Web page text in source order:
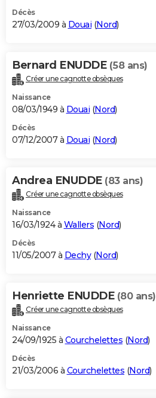
Décès
27/03/2009 à Douai (Nord)
Bernard ENUDDE (58 ans)
Créer une cagnotte obsèques
Naissance
08/03/1949 à Douai (Nord)
Décès
07/12/2007 à Douai (Nord)
Andrea ENUDDE (83 ans)
Créer une cagnotte obsèques
Naissance
16/03/1924 à Wallers (Nord)
Décès
11/05/2007 à Dechy(Nord)
Henriette ENUDDE (80 ans)
Créer une cagnotte obsèques
Naissance
24/09/1925 à Courchelettes (Nord)
Décès
21/03/2006 à Courchelettes (Nord)